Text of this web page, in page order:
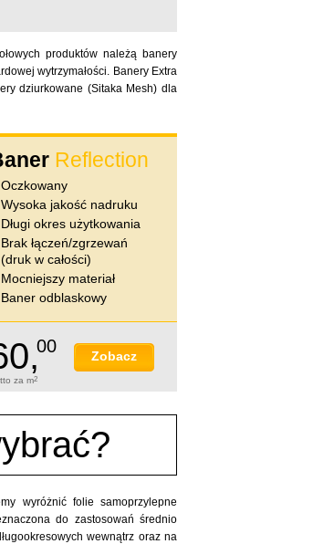
produktów należą banery
wytrzymałości. Banery Extra
dziurkowane (Sitaka Mesh) dla
Reflection
Oczkowany
Wysoka jakość nadruku
Długi okres użytkowania
Brak łączeń/zgrzewań
(druk w całości)
Mocniejszy materiał
Baner odblaskowy
Zobacz
00
za m2
wyróżnić folie samoprzylepne
do zastosowań średnio
wewnątrz oraz na